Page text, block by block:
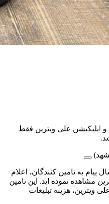
اپلیکیشن علی ویترین فقط
به تامین کنندگان، اعلام
مشاهده نموده اید. این تامین
ویترین، هزینه تبلیغات